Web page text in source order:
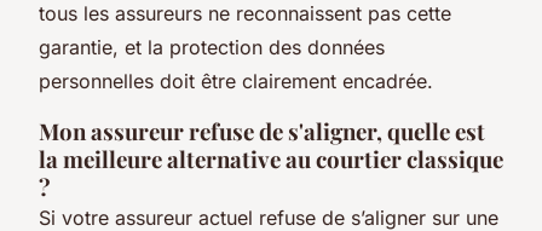
tous les assureurs ne reconnaissent pas cette
garantie, et la protection des données
personnelles doit être clairement encadrée.
Mon assureur refuse de s'aligner, quelle est
la meilleure alternative au courtier classique
?
Si votre assureur actuel refuse de s’aligner sur une